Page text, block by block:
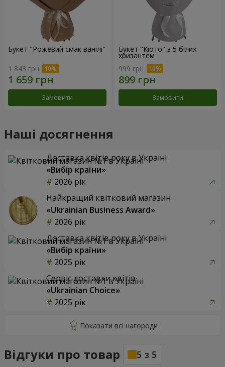
Букет "Рожевий смак ванілі"
1 843 грн
Замовити
Букет "Кіото" з 5 білих
хризантем
999 грн
Замовити
Наші досягнення
Доставка квітів року в Україні
«Вибір країни»
2026 рік
Найкращий квітковий магазин
«Ukrainian Business Award»
2026 рік
Доставка квітів року в Україні
«Вибір країни»
2025 рік
Сервіс доставки квітів
«Ukrainian Choice»
2025 рік
Відгуки про товар 5 з 5